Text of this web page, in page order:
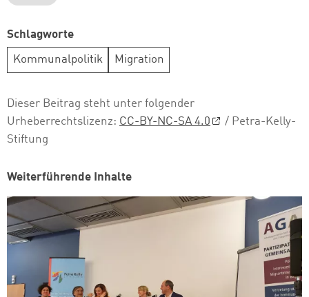
Schlagworte
Kommunalpolitik Migration
Dieser Beitrag steht unter folgender
Urheberrechtslizenz: CC-BY-NC-SA 4.0
/ Petra-Kelly-
Stiftung
Weiterführende Inhalte